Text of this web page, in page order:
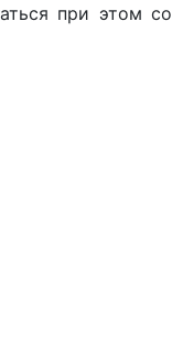
при этом со